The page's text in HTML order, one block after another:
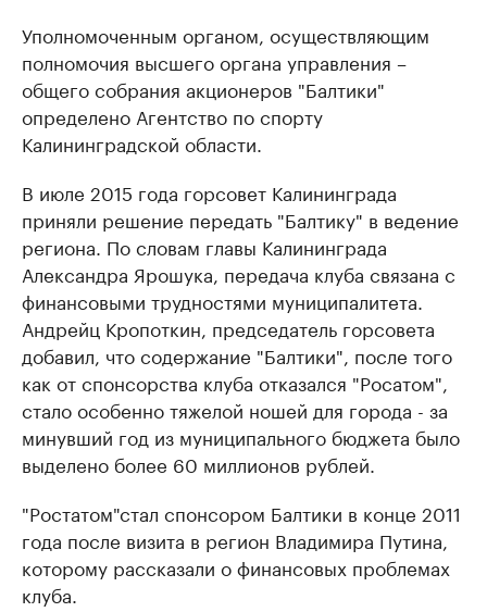
Уполномоченным органом, осуществляющим
полномочия высшего органа управления –
общего собрания акционеров "Балтики"
определено Агентство по спорту
Калининградской области.
В июле 2015 года горсовет Калининграда
приняли решение передать "Балтику" в ведение
региона. По словам главы Калининграда
Александра Ярошука, передача клуба связана с
финансовыми трудностями муниципалитета.
Андрейц Кропоткин, председатель горсовета
добавил, что содержание "Балтики", после того
как от спонсорства клуба отказался "Росатом",
стало особенно тяжелой ношей для города - за
минувший год из муниципального бюджета было
выделено более 60 миллионов рублей.
"Ростатом"стал спонсором Балтики в конце 2011
года после визита в регион Владимира Путина,
которому рассказали о финансовых проблемах
клуба.